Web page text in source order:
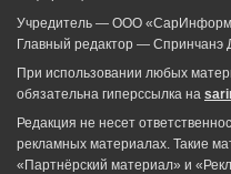
Учредитель — ООО
Главный редактор — Спринчанэ
При использовании любых
обязательна гиперссылка на
Редакция не несет
рекламных материалах. Такие
«Партнёрский материал» и